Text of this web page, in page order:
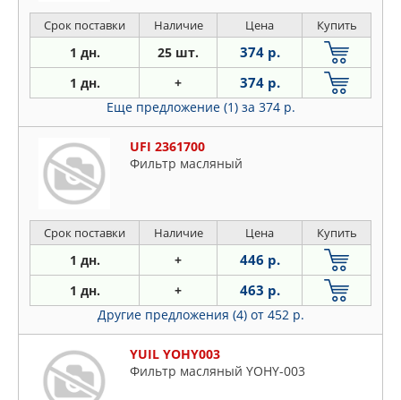
Срок поставки Наличие Цена Купить
1 дн. 25 шт. 374 р.
1 дн. + 374 р.
Еще предложение (1) за 374 р.
UFI 2361700
Фильтр масляный
Срок поставки Наличие Цена Купить
1 дн. + 446 р.
1 дн. + 463 р.
Другие предложения (4) от 452 р.
YUIL YOHY003
Фильтр масляный YOHY-003